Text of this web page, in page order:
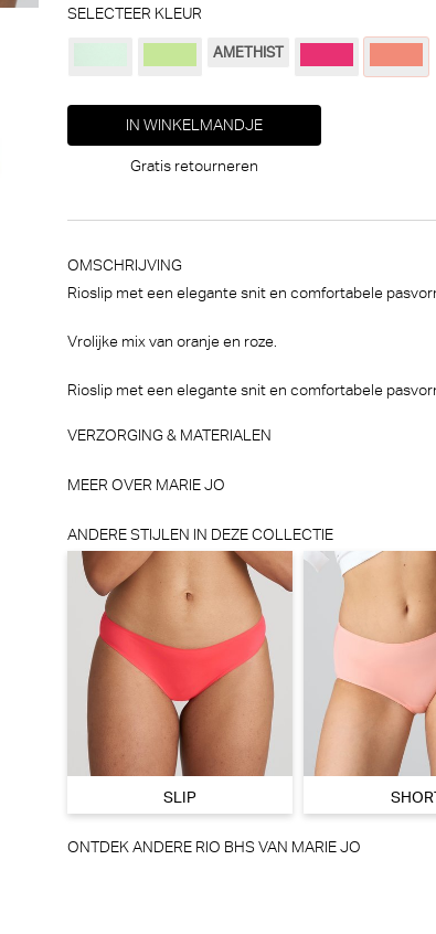
SELECTEER KLEUR
AMETHIST
IN WINKELMANDJE
Gratis retourneren
OMSCHRIJVING
Rioslip met een elegante snit en comfortabele
Vrolijke mix van oranje en roze.
Rioslip met een elegante snit en comfortabele
VERZORGING & MATERIALEN
MEER OVER MARIE JO
ANDERE STIJLEN IN DEZE COLLECTIE
SLIP
ONTDEK ANDERE RIO BHS VAN MARIE JO